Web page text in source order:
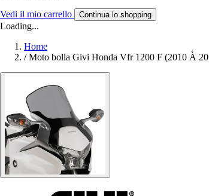
Vedi il mio carrello Continua lo shopping
Loading...
Home
/ Moto bolla Givi Honda Vfr 1200 F (2010 À